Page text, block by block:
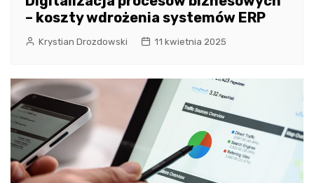
– koszty wdrożenia systemów ERP
Krystian Drozdowski 11 kwietnia 2025